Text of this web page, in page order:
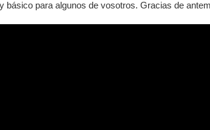
básico para algunos de vosotros. Gracias de